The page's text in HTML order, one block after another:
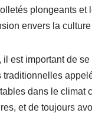
plongeants et
envers la
est important de
dans le climat
et de toujours